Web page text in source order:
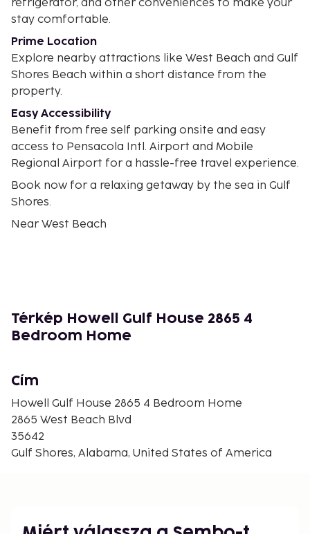
refrigerator, and other conveniences to make your
stay comfortable.
Prime Location
Explore nearby attractions like West Beach and Gulf
Shores Beach within a short distance from the
property.
Easy Accessibility
Benefit from free self parking onsite and easy
access to Pensacola Intl. Airport and Mobile
Regional Airport for a hassle-free travel experience.
Book now for a relaxing getaway by the sea in Gulf
Shores.
Near West Beach
Térkép Howell Gulf House 2865 4
Bedroom Home
Cím
Howell Gulf House 2865 4 Bedroom Home
2865 West Beach Blvd
35642
Gulf Shores, Alabama, United States of America